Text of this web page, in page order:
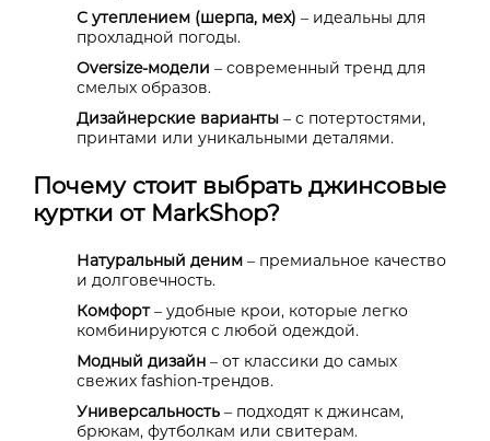
С утеплением (шерпа, мех) – идеальны для
прохладной погоды.
Oversize-модели – современный тренд для
смелых образов.
Дизайнерские варианты – с потертостями,
принтами или уникальными деталями.
Почему стоит выбрать джинсовые
куртки от MarkShop?
Натуральный деним – премиальное качество
и долговечность.
Комфорт– удобные крои, которые легко
комбинируются с любой одеждой.
Модный дизайн – от классики до самых
свежих fashion-трендов.
Универсальность – подходят к джинсам,
брюкам, футболкам или свитерам.